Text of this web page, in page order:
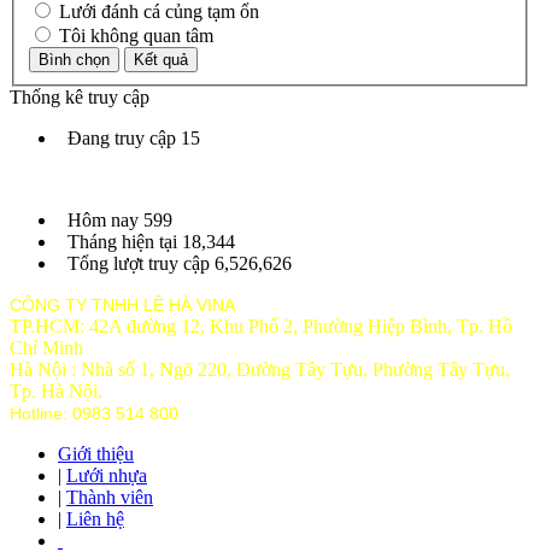
Lưới đánh cá củng tạm ổn
Tôi không quan tâm
Thống kê truy cập
Đang truy cập 15
Hôm nay 599
Tháng hiện tại 18,344
Tổng lượt truy cập 6,526,626
CÔNG TY TNHH LÊ HÀ VINA
TP.HCM: 42A đường 12, Khu Phố 2, Phường Hiệp Bình, Tp. Hồ
Chí Minh
Hà Nội : Nhà số 1, Ngõ 220, Đường Tây Tựu, Phường Tây Tựu,
Tp. Hà Nội.
Hotline: 0983 514 800
Giới thiệu
| Lưới nhựa
| Thành viên
| Liên hệ